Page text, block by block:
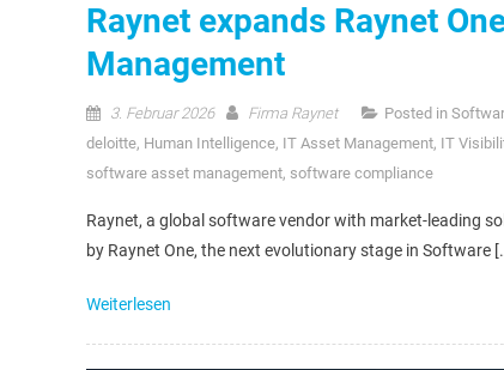
Raynet expands Raynet
Management
3. Februar 2026 Firma Raynet Posted in
deloitte, Human Intelligence, IT Asset Management, IT
software asset management, software compliance
Raynet, a global software vendor with market-leading
by Raynet One, the next evolutionary stage in Software
Weiterlesen